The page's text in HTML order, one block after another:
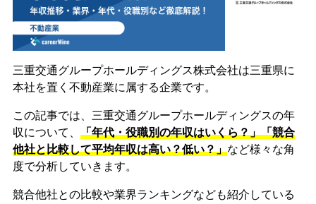
三重交通グループホールディングス株式会社は三重県に
本社を置く不動産業に属する企業です。
この記事では、三重交通グループホールディングスの年
収について、 「年代・役職別の年収はいくら？」「競合
他社と比較して平均年収は高い？低い？」など様々な角
度で分析していきます。
競合他社との比較や業界ランキングなども紹介している